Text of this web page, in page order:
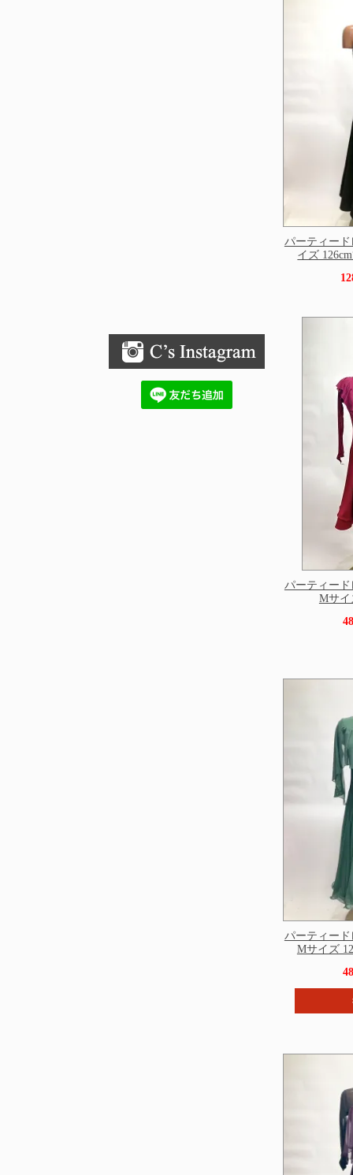
パーティー
イズ
パーティー
Mサイ
パーティー
Mサイズ